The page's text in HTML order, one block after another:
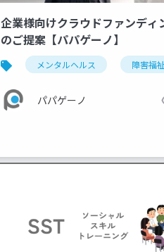
求人 障害福祉
企業様向けクラウドファンディ
のご提案【パパゲーノ】
メンタルヘルス 障害福祉
パパゲーノ